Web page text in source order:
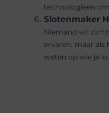
technologieën
Slotenmaker
Niemand wil
ervaren, maar
weten op wie je